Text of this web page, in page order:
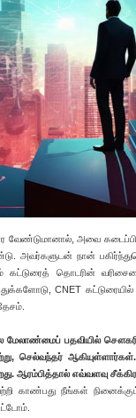
வேண்டுமானால், அவை
அவர்களுடன் நான்
கட்டுரைத் தொடரின்
CNET
மேலாண்மைப் பதவியில்
செல்வந்தர்
ஆரம்பித்தால் எவ்வளவு
காண்பது நீங்கள்